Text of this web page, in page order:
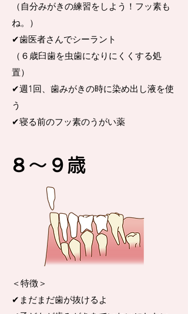
（自分みがきの練習をしよう！フッ素も
ね。）
✔︎歯医者さんでシーラント
（６歳臼歯を虫歯になりにくくする処
置）
✔︎週1回、歯みがきの時に染め出し液を使
う
✔︎寝る前のフッ素のうがい薬
＜特徴＞
✔︎まだまだ歯が抜けるよ
８〜９歳